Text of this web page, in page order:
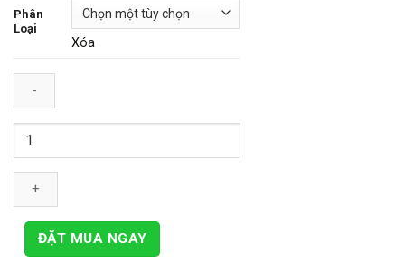
1.350.000₫
Phân
Loại
Xóa
Nạy
16
ĐẶT MUA NGAY